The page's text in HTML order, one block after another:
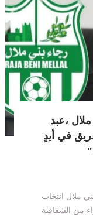
،عبد
في أيدٍ
ملال انتخاب
من الشفافية